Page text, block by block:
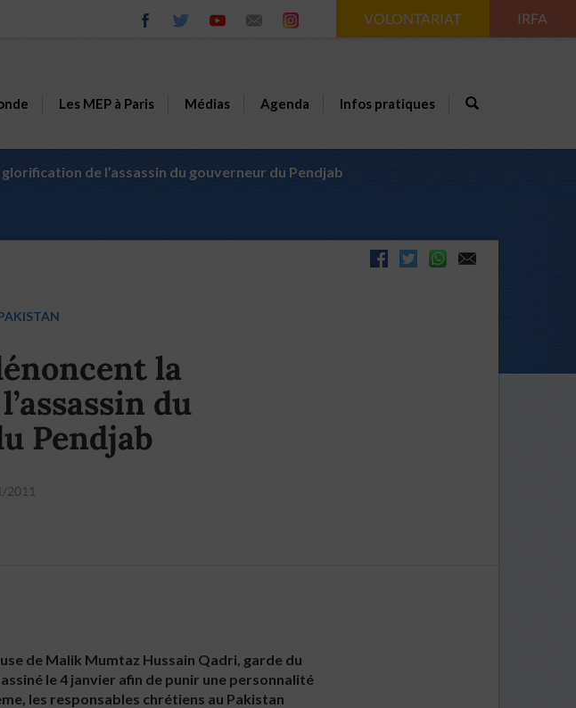
VOLONTARIAT IRFA
Les MEP à Paris Médias Agenda Infos pratiques
de l’assassin du gouverneur du Pendjab
la
du
Pendjab
2011
de Malik Mumtaz Hussain Qadri, garde du
le 4 janvier afin de punir une personnalité
les responsables chrétiens au Pakistan